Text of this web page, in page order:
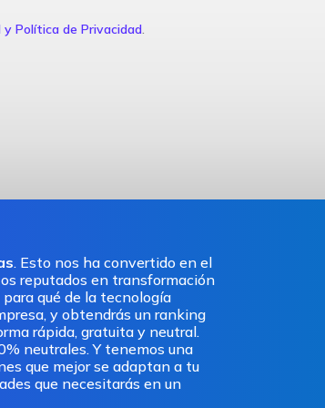
y Política de Privacidad.
. Esto nos ha convertido en el
reputados en transformación
qué de la tecnología
y obtendrás un ranking
rápida, gratuita y neutral.
neutrales. Y tenemos una
que mejor se adaptan a tu
que necesitarás en un